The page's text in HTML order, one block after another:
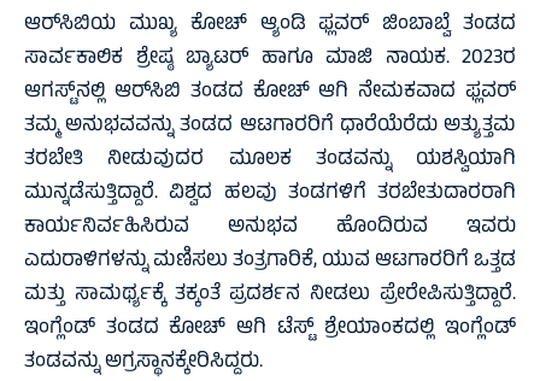
ಆರ್‌ಸಿಬಿಯ ಮುಖ್ಯ ಕೋಚ್ ಆ್ಯಂಡಿ ಫ್ಲವರ್‌ ಜಿಂಬಾಬ್ವೆ ತಂಡದ
ಸಾರ್ವಕಾಲಿಕ ಶ್ರೇಷ್ಠ ಬ್ಯಾಟರ್ ಹಾಗೂ ಮಾಜಿ ನಾಯಕ. 2023ರ
ಆಗಸ್ಟ್‌ನಲ್ಲಿ ಆರ್‌ಸಿಬಿ ತಂಡದ ಕೋಚ್ ಆಗಿ ನೇಮಕವಾದ ಫ್ಲವರ್
ತಮ್ಮ ಅನುಭವವನ್ನು ತಂಡದ ಆಟಗಾರರಿಗೆ ಧಾರೆಯೆರೆದು ಅತ್ಯುತ್ತಮ
ತರಬೇತಿ ನೀಡುವುದರ ಮೂಲಕ ತಂಡವನ್ನು ಯಶಸ್ವಿಯಾಗಿ
ಮುನ್ನಡೆಸುತ್ತಿದ್ದಾರೆ. ವಿಶ್ವದ ಹಲವು ತಂಡಗಳಿಗೆ ತರಬೇತುದಾರರಾಗಿ
ಕಾರ್ಯನಿರ್ವಹಿಸಿರುವ ಅನುಭವ ಹೊಂದಿರುವ ಇವರು
ಎದುರಾಳಿಗಳನ್ನು ಮಣಿಸಲು ತಂತ್ರಗಾರಿಕೆ, ಯುವ ಆಟಗಾರರಿಗೆ ಒತ್ತಡ
ಮತ್ತು ಸಾಮರ್ಥ್ಯಕ್ಕೆ ತಕ್ಕಂತೆ ಪ್ರದರ್ಶನ ನೀಡಲು ಪ್ರೇರೇಪಿಸುತ್ತಿದ್ದಾರೆ.
ಇಂಗ್ಲೆಂಡ್ ತಂಡದ ಕೋಚ್ ಆಗಿ ಟೆಸ್ಟ್ ಶ್ರೇಯಾಂಕದಲ್ಲಿ ಇಂಗ್ಲೆಂಡ್
ತಂಡವನ್ನು ಅಗ್ರಸ್ಥಾನಕ್ಕೇರಿಸಿದ್ದರು.